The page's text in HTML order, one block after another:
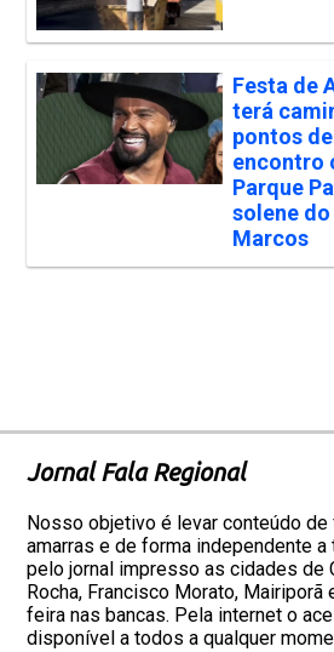
Festa de
terá
pontos
encontro
Parque
solene
Marcos
Jornal Fala Regional
Nosso objetivo é levar conteúdo de
amarras e de forma independente
pelo jornal impresso as cidades de
Rocha, Francisco Morato, Mairiporã
feira nas bancas. Pela internet o
disponível a todos a qualquer